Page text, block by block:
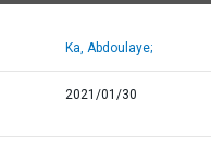
Ka, Abdoulaye;
2021/01/30